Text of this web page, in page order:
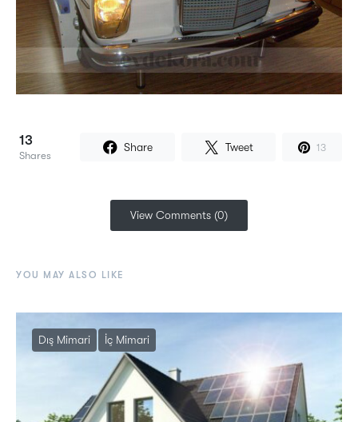
13
Shares
Share Tweet 13
View Comments (0)
YOU MAY ALSO LIKE
Dış Mimari İç Mimari